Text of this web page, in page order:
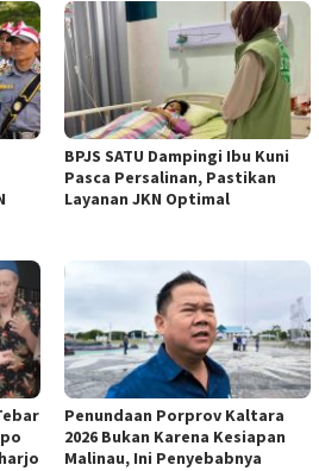
BPJS SATU Dampingi Ibu Kuni
Pasca Persalinan, Pastikan
Layanan JKN Optimal
Penundaan Porprov Kaltara
2026 Bukan Karena Kesiapan
Malinau, Ini Penyebabnya